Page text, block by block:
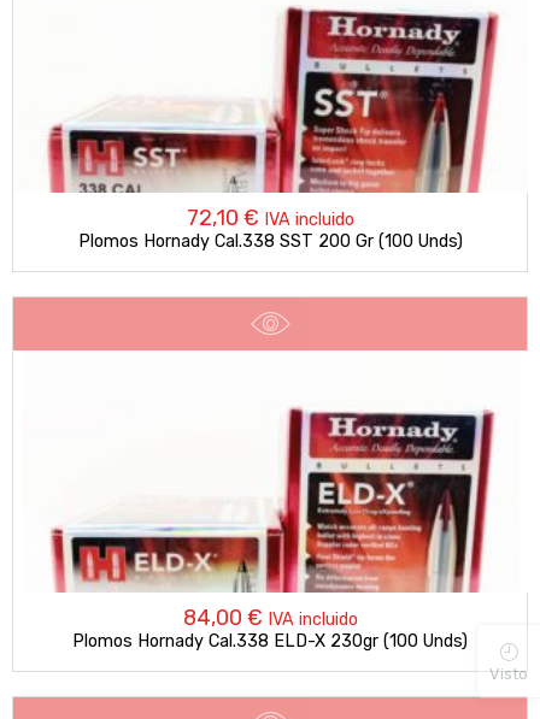
72,10 € IVA incluido
Plomos Hornady Cal.338 SST 200 Gr (100 Unds)
84,00 € IVA incluido
Plomos Hornady Cal.338 ELD-X 230gr (100 Unds)
Visto